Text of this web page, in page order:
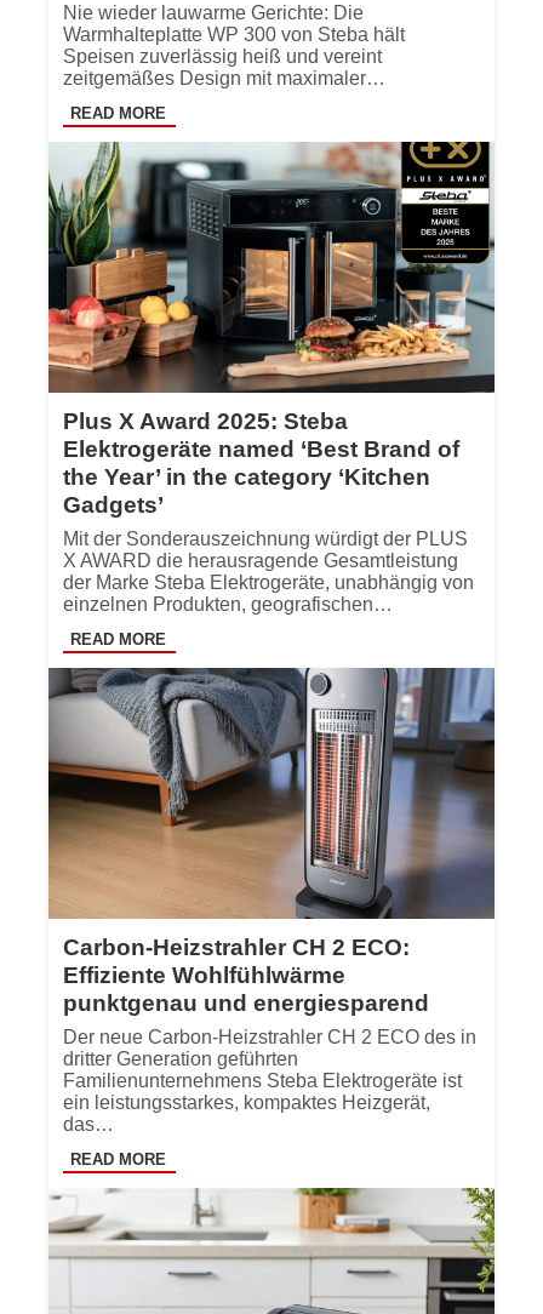
Nie wieder lauwarme Gerichte: Die
Warmhalteplatte WP 300 von Steba hält
Speisen zuverlässig heiß und vereint
zeitgemäßes Design mit maximaler…
READ MORE
Plus X Award 2025: Steba
Elektrogeräte named ‘Best Brand of
the Year’ in the category ‘Kitchen
Gadgets’
Mit der Sonderauszeichnung würdigt der PLUS
X AWARD die herausragende Gesamtleistung
der Marke Steba Elektrogeräte, unabhängig von
einzelnen Produkten, geografischen…
READ MORE
Carbon-Heizstrahler CH 2 ECO:
Effiziente Wohlfühlwärme
punktgenau und energiesparend
Der neue Carbon-Heizstrahler CH 2 ECO des in
dritter Generation geführten
Familienunternehmens Steba Elektrogeräte ist
ein leistungsstarkes, kompaktes Heizgerät,
das…
READ MORE